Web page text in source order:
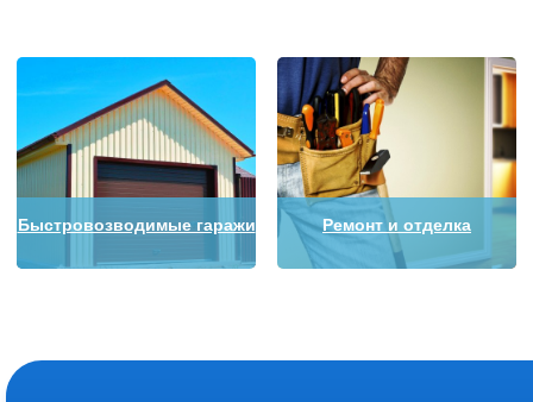
Быстровозводимые гаражи Ремонт и отделка